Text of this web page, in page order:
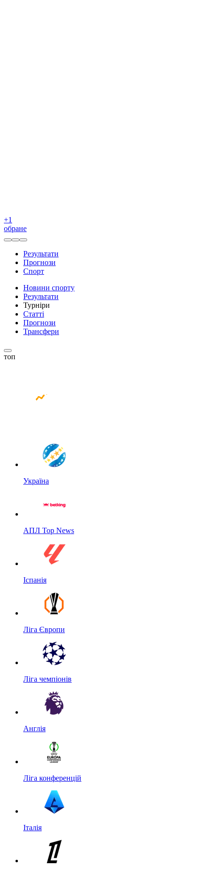
+1
обране
Результати
Прогнози
Спорт
Новини спорту
Результати
Турніри
Статті
Прогнози
Трансфери
топ
Україна
АПЛ Top News
Іспанія
Ліга Європи
Ліга чемпіонів
Англія
Ліга конференцій
Італія